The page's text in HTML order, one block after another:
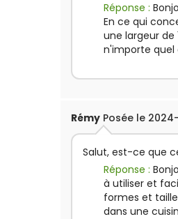
Réponse :
En ce qui
une largeur de
n'importe quel
Rémy Posée le
Salut, est-ce que
Réponse :
à utiliser et
formes et
dans une